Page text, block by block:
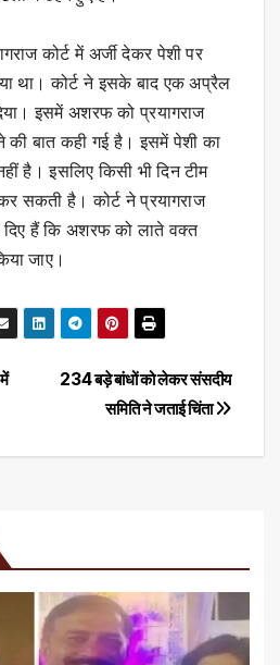
कोर्ट में अर्जी देकर पेशी पर
था। कोर्ट ने इसके बाद एक अप्रैल
इसमें अशरफ को प्रयागराज
की बात कही गई है। इसमें पेशी का
है। इसलिए किसी भी दिन टीम
सकती है। कोर्ट ने प्रयागराज
दिए हैं कि अशरफ को लाते वक्त
जाए।
234 बड़े बांधों को लेकर संसदीय
समिति ने जताई चिंता